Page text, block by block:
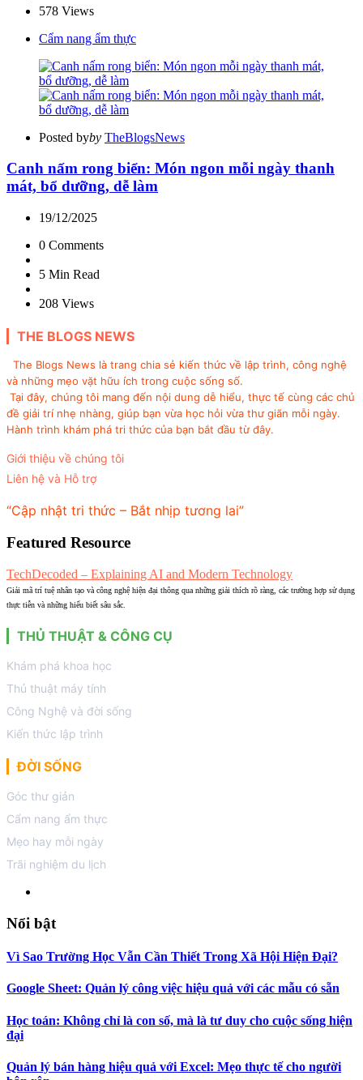
578 Views
Cẩm nang ẩm thực
Posted byby TheBlogsNews
Canh nấm rong biển: Món ngon mỗi ngày thanh
mát, bổ dưỡng, dễ làm
19/12/2025
0 Comments
5 Min Read
208 Views
THE BLOGS NEWS
The Blogs News là trang chia sẻ kiến thức về lập trình, công nghệ
và những mẹo vặt hữu ích trong cuộc sống số.
Tại đây, chúng tôi mang đến nội dung dễ hiểu, thực tế cùng các chủ
đề giải trí nhẹ nhàng, giúp bạn vừa học hỏi vừa thư giãn mỗi ngày.
Hành trình khám phá tri thức của bạn bắt đầu từ đây.
Giới thiệu về chúng tôi
Liên hệ và Hỗ trợ
“Cập nhật tri thức – Bắt nhịp tương lai”
Featured Resource
TechDecoded – Explaining AI and Modern Technology
Giải mã trí tuệ nhân tạo và công nghệ hiện đại thông qua những giải thích rõ ràng, các trường hợp sử dụng
thực tiễn và những hiểu biết sâu sắc.
THỦ THUẬT & CÔNG CỤ
Khám phá khoa học
Thủ thuật máy tính
Công Nghệ và đời sống
Kiến thức lập trình
ĐỜI SỐNG
Góc thư giản
Cẩm nang ẩm thực
Mẹo hay mỗi ngày
Trãi nghiệm du lịch
Nổi bật
Vì Sao Trường Học Vẫn Cần Thiết Trong Xã Hội Hiện Đại?
Google Sheet: Quản lý công việc hiệu quả với các mẫu có sẵn
Học toán: Không chỉ là con số, mà là tư duy cho cuộc sống hiện
đại
Quản lý bán hàng hiệu quả với Excel: Mẹo thực tế cho người